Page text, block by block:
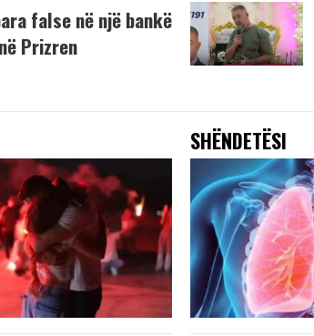
false në një bankë
në Prizren
SHËNDETËSI